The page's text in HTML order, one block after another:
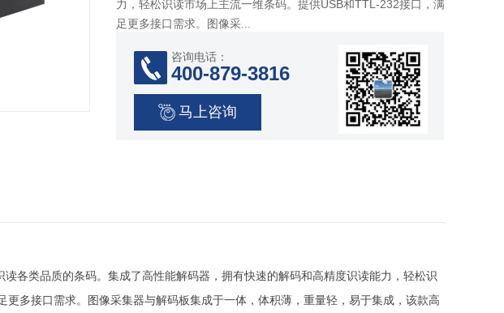
力，轻松识读市场上主流一维条码。提供USB和TTL-232接口，满
足更多接口需求。图像采...
咨询电话：
400-879-3816
马上咨询
各类品质的条码。集成了高性能解码器，拥有快速的解码和高精度识读能力，轻松识
多接口需求。图像采集器与解码板集成于一体，体积薄，重量轻，易于集成，该款高